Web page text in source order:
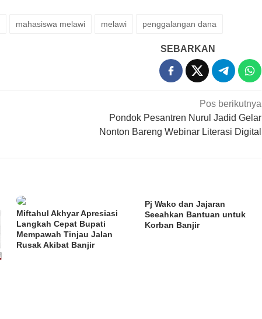
mahasiswa melawi melawi penggalangan dana
SEBARKAN
Pos berikutnya
Pondok Pesantren Nurul Jadid Gelar
Nonton Bareng Webinar Literasi Digital
Miftahul Akhyar Apresiasi
Langkah Cepat Bupati
Mempawah Tinjau Jalan
Rusak Akibat Banjir
Pj Wako dan Jajaran
Seeahkan Bantuan untuk
Korban Banjir